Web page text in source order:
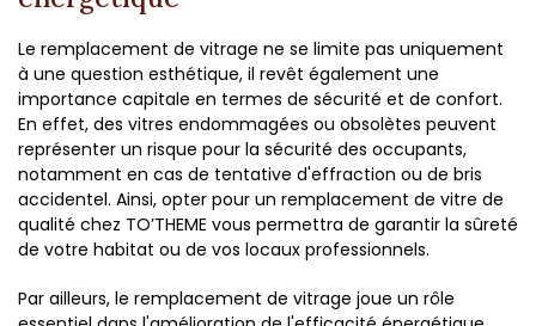
Le remplacement de vitrage ne se limite pas uniquement
à une question esthétique, il revêt également une
importance capitale en termes de sécurité et de confort.
En effet, des vitres endommagées ou obsolètes peuvent
représenter un risque pour la sécurité des occupants,
notamment en cas de tentative d'effraction ou de bris
accidentel. Ainsi, opter pour un remplacement de vitre de
qualité chez TO’THEME vous permettra de garantir la sûreté
de votre habitat ou de vos locaux professionnels.
Par ailleurs, le remplacement de vitrage joue un rôle